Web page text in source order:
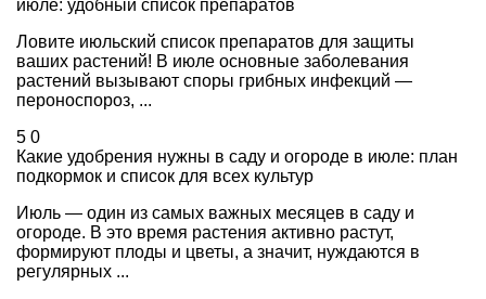
июле: удобный список препаратов
Ловите июльский список препаратов для защиты
ваших растений! В июле основные заболевания
растений вызывают споры грибных инфекций —
пероноспороз, ...
5 0
Какие удобрения нужны в саду и огороде в июле: план
подкормок и список для всех культур
Июль — один из самых важных месяцев в саду и
огороде. В это время растения активно растут,
формируют плоды и цветы, а значит, нуждаются в
регулярных ...